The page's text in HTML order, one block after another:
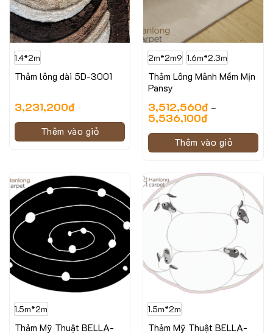
1.4*2m
Thảm lông dài 5D-3001
3,231,200₫
Thêm vào giỏ
2m*2m9 1.6m*2.3m
Thảm Lông Mảnh Mềm Mịn
Pansy
3,512,560₫–
5,536,100₫
Thêm vào giỏ
1.5m*2m
Thảm Mỹ Thuật BELLA-
1.5m*2m
Thảm Mỹ Thuật BELLA-